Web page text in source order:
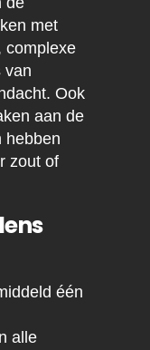
met
complexe
van
Ook
aan de
hebben
zout of
één
alle